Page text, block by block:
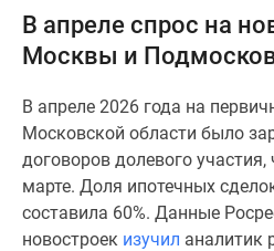
новостройки
Новостройки
Специальные
предложения
Коммерческие
помещения
Продавцы
В апреле спрос на
Москвы и
В апреле 2026 года на
Московской области было
договоров долевого
марте. Доля ипотечных
составила 60%. Данные
новостроек изучил аналитик